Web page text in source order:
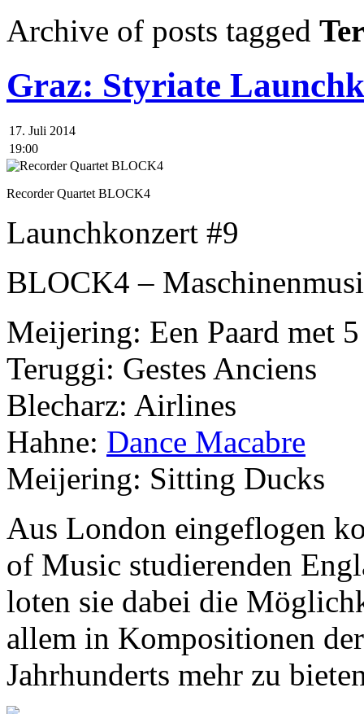
Archive of posts tagged
Graz: Styriate
17. Juli 2014
19:00
Recorder Quartet BLOCK4
Launchkonzert #9
BLOCK4 –
Meijering: Een Paard met
Teruggi: Gestes Anciens
Blecharz: Airlines
Hahne: Dance Macabre
Meijering: Sitting Ducks
Aus London eingeflogen
of Music studierenden
loten sie dabei die
allem in Kompositionen
Jahrhunderts mehr zu